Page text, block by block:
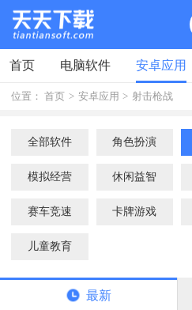
首页 电脑软件 安卓应用
位置： 首页 > 安卓应用 > 射击枪战
全部软件 角色扮演
模拟经营 休闲益智
赛车竞速 卡牌游戏
儿童教育
最新